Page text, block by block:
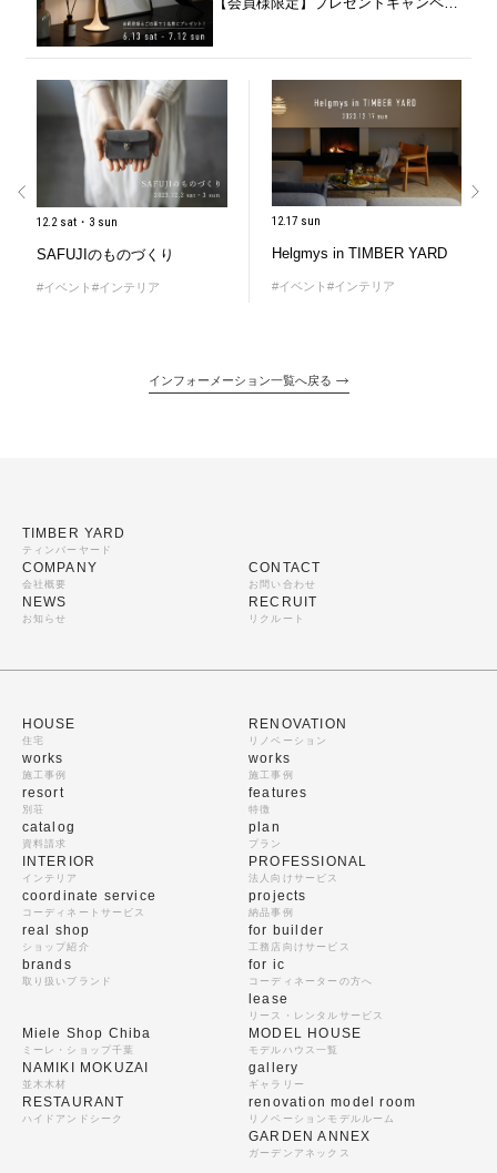
12.2 sat・3 sun
SAFUJIのものづくり
#イベント #インテリア
12.17 sun
Helgmys in TIMBER YARD
#イベント #インテリア
インフォーメーション一覧へ戻る
TIMBER YARD
ティンバーヤード
COMPANY
会社概要
NEWS
お知らせ
CONTACT
お問い合わせ
RECRUIT
リクルート
HOUSE
住宅
works
施工事例
resort
別荘
catalog
資料請求
RENOVATION
リノベーション
works
施工事例
features
特徴
plan
プラン
INTERIOR
インテリア
coordinate service
コーディネートサービス
real shop
ショップ紹介
brands
取り扱いブランド
PROFESSIONAL
法人向けサービス
projects
納品事例
for builder
工務店向けサービス
for ic
コーディネーターの方へ
lease
リース・レンタルサービス
Miele Shop Chiba
ミーレ・ショップ千葉
NAMIKI MOKUZAI
並木木材
RESTAURANT
ハイドアンドシーク
MODEL HOUSE
モデルハウス一覧
gallery
ギャラリー
renovation model room
リノベーションモデルルーム
GARDEN ANNEX
ガーデンアネックス